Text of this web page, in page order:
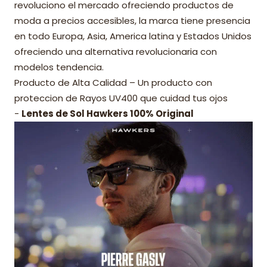
revoluciono el mercado ofreciendo productos de
moda a precios accesibles, la marca tiene presencia
en todo Europa, Asia, America latina y Estados Unidos
ofreciendo una alternativa revolucionaria con
modelos tendencia.
Producto de Alta Calidad – Un producto con
proteccion de Rayos UV400 que cuidad tus ojos
- Lentes de Sol Hawkers 100% Original